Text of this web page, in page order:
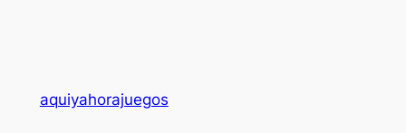
aquiyahorajuegos